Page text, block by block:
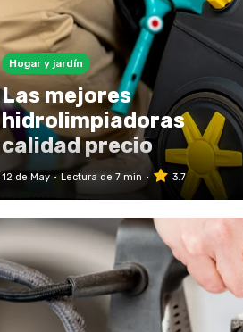
Hogar y jardín
Las mejores
hidrolimpiadoras
calidad precio
12 de May Lectura de 7 min 3.7